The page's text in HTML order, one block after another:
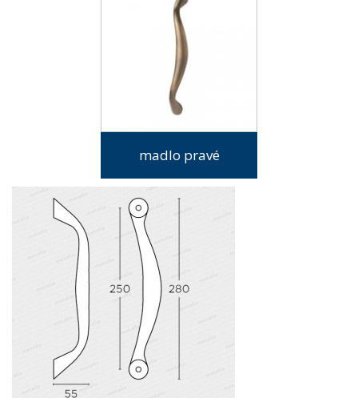
madlo pravé